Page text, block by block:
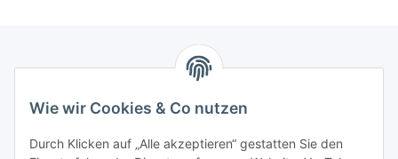
Wie wir Cookies & Co nutzen
Durch Klicken auf „Alle akzeptieren“ gestatten Sie den
Gesetzliche Informationen